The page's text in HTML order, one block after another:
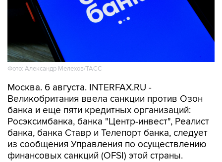
Фото: Александр Мелехов/ТАСС
Москва. 6 августа. INTERFAX.RU -
Великобритания ввела санкции против Озон
банка и еще пяти кредитных организаций:
Росэксимбанка, банка "Центр-инвест", Реалист
банка, банка Ставр и Телепорт банка, следует
из сообщения Управления по осуществлению
финансовых санкций (OFSI) этой страны.